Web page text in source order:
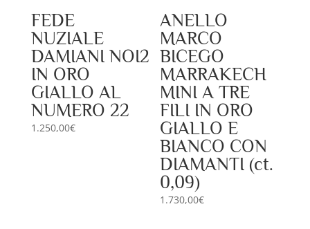
FEDE
NUZIALE
DAMIANI NOI2
IN ORO
GIALLO AL
NUMERO 22
1.250,00€
ANELLO
MARCO
BICEGO
MARRAKECH
MINI A TRE
FILI IN ORO
GIALLO E
BIANCO CON
DIAMANTI (ct.
0,09)
1.730,00€